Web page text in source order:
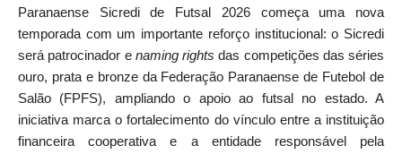
Paranaense Sicredi de Futsal 2026 começa uma nova
temporada com um importante reforço institucional: o Sicredi
será patrocinador e naming rights das competições das séries
ouro, prata e bronze da Federação Paranaense de Futebol de
Salão (FPFS), ampliando o apoio ao futsal no estado. A
iniciativa marca o fortalecimento do vínculo entre a instituição
financeira cooperativa e a entidade responsável pela